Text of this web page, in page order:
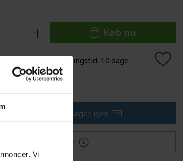
Vi
Køb nu
Forventet leveringstid: 10 dage
når varen er på lager igen
Mere information